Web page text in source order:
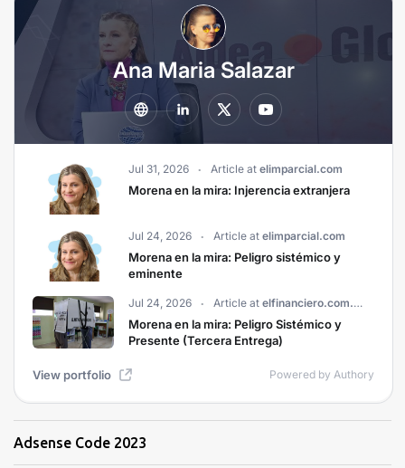
Adsense Code 2023